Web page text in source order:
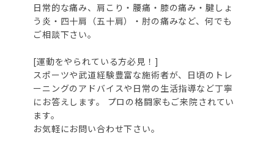
日常的な痛み、肩こり・腰痛・膝の痛み・腱しょ
う炎・四十肩（五十肩）・肘の痛みなど、何でも
ご相談下さい。
[運動をやられている方必見！]
スポーツや武道経験豊富な施術者が、日頃のトレ
ーニングのアドバイスや日常の生活指導など丁寧
にお答えします。 プロの格闘家もご来院されてい
ます。
お気軽にお問い合わせ下さい。